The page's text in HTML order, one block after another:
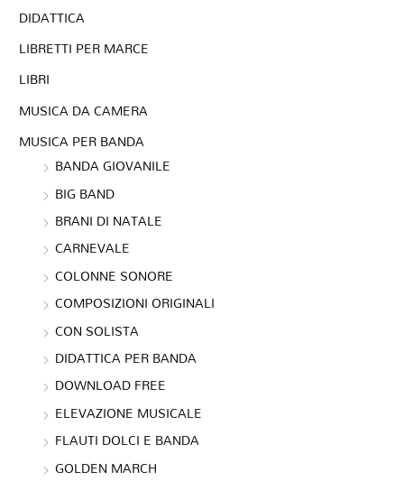
DIDATTICA
LIBRETTI PER MARCE
LIBRI
MUSICA DA CAMERA
MUSICA PER BANDA
BANDA GIOVANILE
BIG BAND
BRANI DI NATALE
CARNEVALE
COLONNE SONORE
COMPOSIZIONI ORIGINALI
CON SOLISTA
DIDATTICA PER BANDA
DOWNLOAD FREE
ELEVAZIONE MUSICALE
FLAUTI DOLCI E BANDA
GOLDEN MARCH